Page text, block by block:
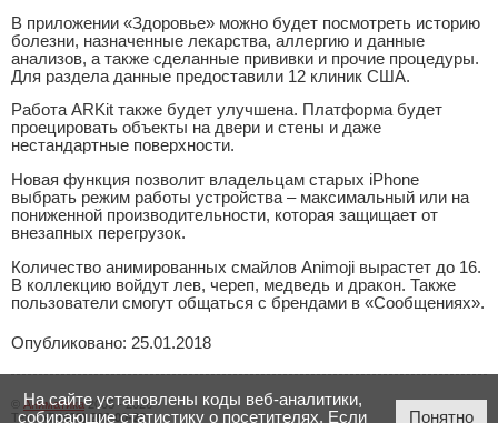
В приложении «Здоровье» можно будет посмотреть историю
болезни, назначенные лекарства, аллергию и данные
анализов, а также сделанные прививки и прочие процедуры.
Для раздела данные предоставили 12 клиник США.
Работа ARKit также будет улучшена. Платформа будет
проецировать объекты на двери и стены и даже
нестандартные поверхности.
Новая функция позволит владельцам старых iPhone
выбрать режим работы устройства – максимальный или на
пониженной производительности, которая защищает от
внезапных перегрузок.
Количество анимированных смайлов Animoji вырастет до 16.
В коллекцию войдут лев, череп, медведь и дракон. Также
пользователи смогут общаться с брендами в «Сообщениях».
Опубликовано: 25.01.2018
Аниматика2005 - 2026
Тел.:+7 (423) 206-00-23
На сайте установлены коды веб-аналитики,
собирающие статистику о посетителях. Если
Понятно